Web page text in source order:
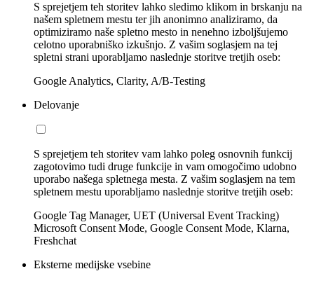
S sprejetjem teh storitev lahko sledimo klikom in brskanju na
našem spletnem mestu ter jih anonimno analiziramo, da
optimiziramo naše spletno mesto in nenehno izboljšujemo
celotno uporabniško izkušnjo. Z vašim soglasjem na tej
spletni strani uporabljamo naslednje storitve tretjih oseb:
Google Analytics, Clarity, A/B-Testing
Delovanje
S sprejetjem teh storitev vam lahko poleg osnovnih funkcij
zagotovimo tudi druge funkcije in vam omogočimo udobno
uporabo našega spletnega mesta. Z vašim soglasjem na tem
spletnem mestu uporabljamo naslednje storitve tretjih oseb:
Google Tag Manager, UET (Universal Event Tracking)
Microsoft Consent Mode, Google Consent Mode, Klarna,
Freshchat
Eksterne medijske vsebine